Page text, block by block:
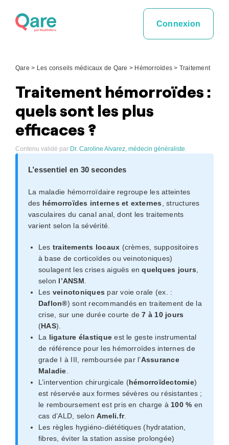
Connexion
Qare > Les conseils médicaux de Qare > Hémorroïdes > Traitement
Traitement hémorroïdes :
quels sont les plus
efficaces ?
Contenu validé par Dr. Caroline Alvarez, médecin généraliste.
L’essentiel en 30 secondes
La maladie hémorroïdaire regroupe les atteintes
des hémorroïdes internes et externes
, structures
vasculaires du canal anal, dont les traitements
varient selon la sévérité.
Les traitements locaux (crèmes, suppositoires
à base de corticoïdes ou veinotoniques)
soulagent les crises aiguës enquelques jours
selon l’ANSM
Les veinotoniques par voie orale (ex. :
Daflon®) sont recommandés en traitement de la
crise, sur une durée courte de7 à 10 jours
(HAS).
La ligature élastique est le geste instrumental
de référence pour les hémorroïdes internes de
grade I à III, remboursée par l’Assurance
Maladie
L’intervention chirurgicale (hémorroïdectomie)
est réservée aux formes sévères ou résistantes ;
le remboursement est pris en charge à 100 % en
cas d’ALD, selonAmeli.fr.
Les règles hygiéno-diététiques (hydratation,
fibres, éviter la station assise prolongée)